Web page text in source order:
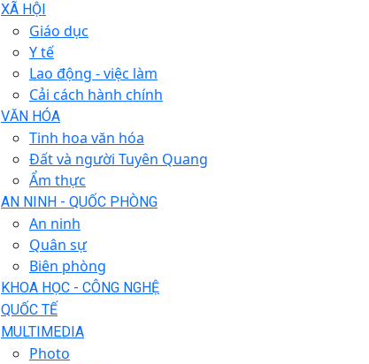
XÃ HỘI
Giáo dục
Y tế
Lao động - việc làm
Cải cách hành chính
VĂN HÓA
Tinh hoa văn hóa
Đất và người Tuyên Quang
Ẩm thực
AN NINH - QUỐC PHÒNG
An ninh
Quân sự
Biên phòng
KHOA HỌC - CÔNG NGHỆ
QUỐC TẾ
MULTIMEDIA
Photo